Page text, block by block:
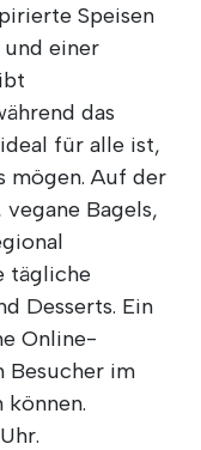
Speisen
einer
das
für alle ist,
mögen. Auf der
vegane Bagels,
tägliche
Desserts. Ein
Online-
Besucher im
können.